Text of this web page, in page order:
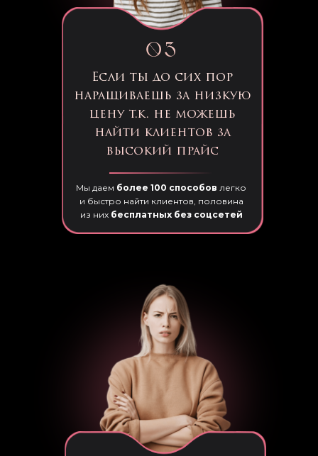
Если ты до сих пор
наращиваешь за низкую
цену т.к. не можешь
найти клиентов за
высокий прайс
Мы даем более 100 способов легко
и быстро найти клиентов, половина
из них бесплатных без соцсетей